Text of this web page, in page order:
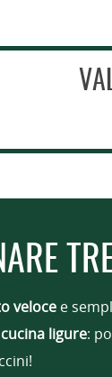
veloce e
cucina ligure: